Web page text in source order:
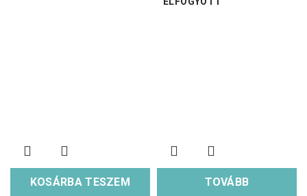
KOSÁRBA TESZEM TOVÁBB